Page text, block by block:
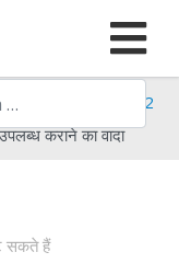
Srote - 2022
कराने का वादा
सकते हैं